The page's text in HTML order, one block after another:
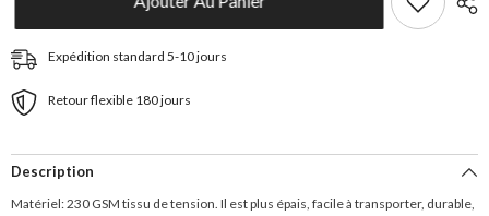
Expédition standard 5-10 jours
Retour flexible 180 jours
Description
Matériel: 230 GSM tissu de tension. Il est plus épais, facile à transporter, durable,